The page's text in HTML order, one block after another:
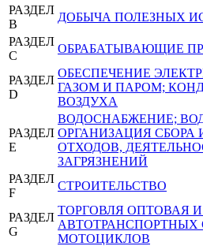
РАЗДЕЛ
B
ДОБЫЧА ПОЛЕЗНЫХ
РАЗДЕЛ
C
ОБРАБАТЫВАЮЩИЕ
РАЗДЕЛ
D
ОБЕСПЕЧЕНИЕ
ГАЗОМ И ПАРОМ;
ВОЗДУХА
РАЗДЕЛ
E
ВОДОСНАБЖЕНИЕ;
ОРГАНИЗАЦИЯ СБОРА
ОТХОДОВ,
ЗАГРЯЗНЕНИЙ
РАЗДЕЛ
F
СТРОИТЕЛЬСТВО
РАЗДЕЛ
G
ТОРГОВЛЯ ОПТОВАЯ
АВТОТРАНСПОРТНЫХ
МОТОЦИКЛОВ